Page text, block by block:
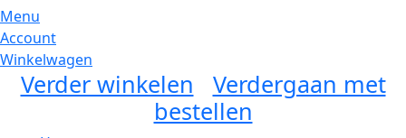
Menu
Account
Winkelwagen
Verder winkelen
Verdergaan met
bestellen